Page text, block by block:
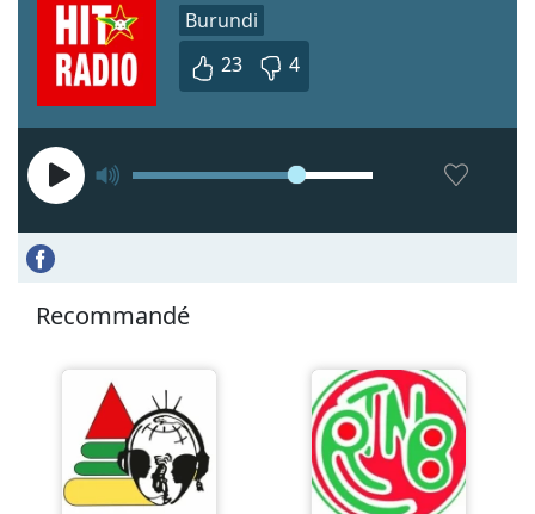
Burundi
23
4
Recommandé